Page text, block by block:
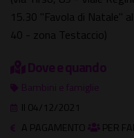
15.30 "Favola di Natale"
40 - zona Testaccio)
Dove e quando
Bambini e famiglie
Il 04/12/2021
A PAGAMENTO
PER